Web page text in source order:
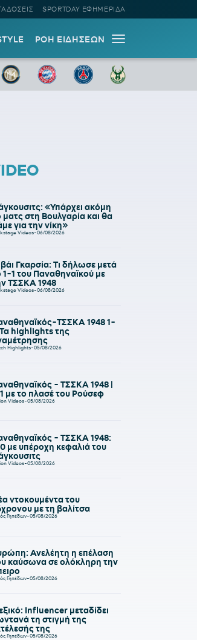
SPORTDAY ΕΦΗΜΕΡΙΔΑ
ΡΟΗ ΕΙΔΗΣΕΩΝ
«Υπάρχει ακόμη
ματς στη Βουλγαρία και θα
για την νίκη»
Videos-06/08/2026
Γκαρσία: Τι δήλωσε μετά
1-1 του Παναθηναϊκού με
ΤΣΣΚΑ 1948
Videos-06/08/2026
ΤΣΣΚΑ 1948 1-
highlights της
Highlights-05/08/2026
- ΤΣΣΚΑ 1948 |
με το πλασέ του Ρούσεφ
Videos-05/08/2026
- ΤΣΣΚΑ 1948:
με υπέροχη κεφαλιά του
Videos-05/08/2026
ντοκουμέντα του
με τη βαλίτσα
Γηπέδων-05/08/2026
Ανελέητη η επέλαση
καύσωνα σε ολόκληρη την
Γηπέδων-05/08/2026
Influencer μεταδίδει
τη στιγμή της
της
Γηπέδων-05/08/2026